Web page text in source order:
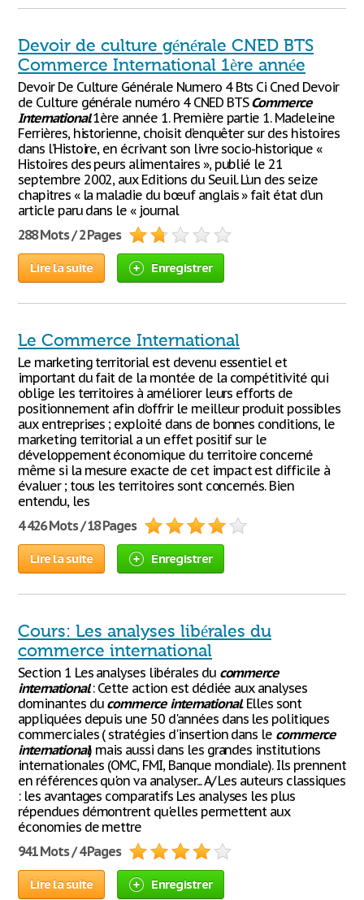
Devoir de culture générale CNED BTS
Commerce International 1ère année
Devoir De Culture Générale Numero 4 Bts Ci Cned Devoir
de Culture générale numéro 4 CNED BTSCommerce
International1ère année 1. Première partie 1. Madeleine
Ferrières, historienne, choisit d’enquêter sur des histoires
dans l’Histoire, en écrivant son livre socio-historique «
Histoires des peurs alimentaires », publié le 21
septembre 2002, aux Editions du Seuil. L’un des seize
chapitres « la maladie du bœuf anglais » fait état d’un
article paru dans le « journal
288 Mots / 2 Pages
Lire la suite Enregistrer
Le Commerce International
Le marketing territorial est devenu essentiel et
important du fait de la montée de la compétitivité qui
oblige les territoires à améliorer leurs efforts de
positionnement afin d’offrir le meilleur produit possibles
aux entreprises ; exploité dans de bonnes conditions, le
marketing territorial a un effet positif sur le
développement économique du territoire concerné
même si la mesure exacte de cet impact est difficile à
évaluer ; tous les territoires sont concernés. Bien
entendu, les
4 426 Mots / 18 Pages
Lire la suite Enregistrer
Cours: Les analyses libérales du
commerce international
Section 1 Les analyses libérales du commerce
international: Cette action est dédiée aux analyses
dominantes du commerce international. Elles sont
appliquées depuis une 50 d'années dans les politiques
commerciales ( stratégies d'insertion dans le commerce
international) mais aussi dans les grandes institutions
internationales (OMC, FMI, Banque mondiale). Ils prennent
en références qu'on va analyser... A/ Les auteurs classiques
: les avantages comparatifs Les analyses les plus
répendues démontrent qu'elles permettent aux
économies de mettre
941 Mots / 4 Pages
Lire la suite Enregistrer